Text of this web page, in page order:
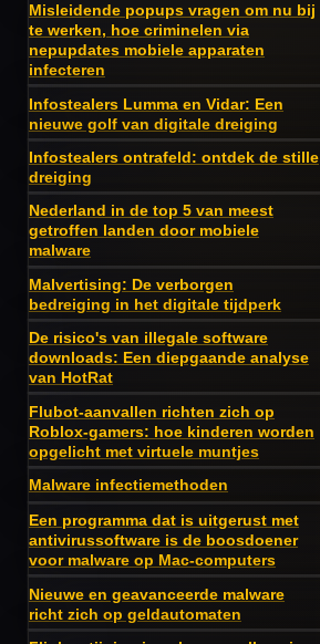
Misleidende popups vragen om nu bij
te werken, hoe criminelen via
nepupdates mobiele apparaten
infecteren
Infostealers Lumma en Vidar: Een
nieuwe golf van digitale dreiging
Infostealers ontrafeld: ontdek de stille
dreiging
Nederland in de top 5 van meest
getroffen landen door mobiele
malware
Malvertising: De verborgen
bedreiging in het digitale tijdperk
De risico's van illegale software
downloads: Een diepgaande analyse
van HotRat
Flubot-aanvallen richten zich op
Roblox-gamers: hoe kinderen worden
opgelicht met virtuele muntjes
Malware infectiemethoden
Een programma dat is uitgerust met
antivirussoftware is de boosdoener
voor malware op Mac-computers
Nieuwe en geavanceerde malware
richt zich op geldautomaten